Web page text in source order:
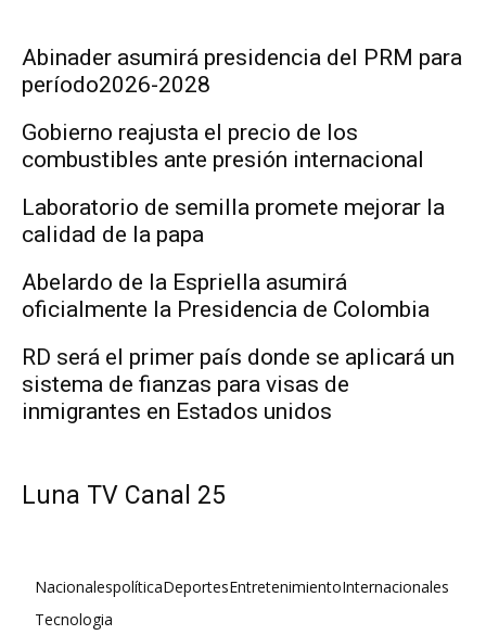
Abinader asumirá presidencia del PRM para
período2026-2028
Gobierno reajusta el precio de los
combustibles ante presión internacional
Laboratorio de semilla promete mejorar la
calidad de la papa
Abelardo de la Espriella asumirá
oficialmente la Presidencia de Colombia
RD será el primer país donde se aplicará un
sistema de fianzas para visas de
inmigrantes en Estados unidos
Luna TV Canal 25
NacionalespolíticaDeportesEntretenimientoInternacionales
Tecnologia